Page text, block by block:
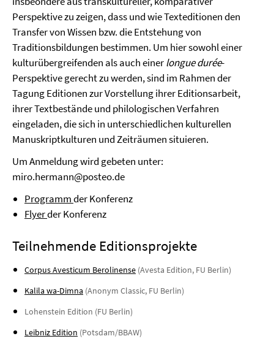
Perspektive zu zeigen, dass und wie Texteditionen den
Transfer von Wissen bzw. die Entstehung von
Traditionsbildungen bestimmen. Um hier sowohl einer
kulturübergreifenden als auch einerlongue durée-
Perspektive gerecht zu werden, sind im Rahmen der
Tagung Editionen zur Vorstellung ihrer Editionsarbeit,
ihrer Textbestände und philologischen Verfahren
eingeladen, die sich in unterschiedlichen kulturellen
Manuskriptkulturen und Zeiträumen situieren.
Um Anmeldung wird gebeten unter:
miro.hermann@posteo.de
Programmder Konferenz
Flyerder Konferenz
Teilnehmende Editionsprojekte
Corpus Avesticum Berolinense (Avesta Edition, FU Berlin)
Kalila wa-Dimna (Anonym Classic, FU Berlin)
Lohenstein Edition (FU Berlin)
Leibniz Edition (Potsdam/BBAW)